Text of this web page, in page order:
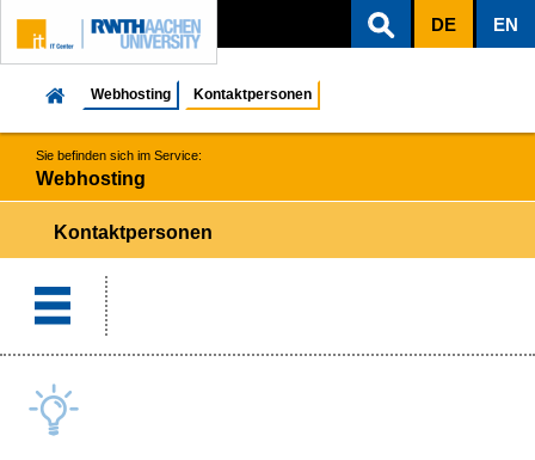
ZUM INHALTSBEREICH
ZUR HAUPTNAVIGATION
ZUR SUCHE
DE EN
Webhosting Kontaktpersonen
Sie befinden sich im Service:
Webhosting
Kontaktpersonen